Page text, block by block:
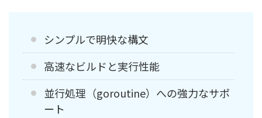
シンプルで明快な構文
高速なビルドと実行性能
並行処理（goroutine）への強力なサポ
ート